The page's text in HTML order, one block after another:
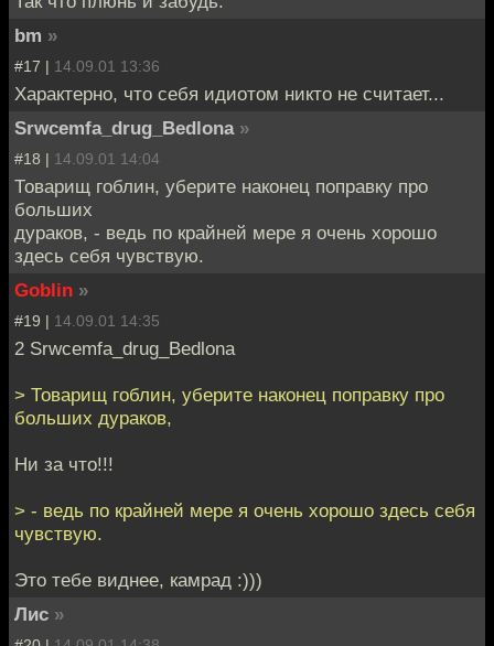
bm »
#17 | 14.09.01 13:36
Характерно, что себя идиотом никто не считает...
Srwcemfa_drug_Bedlona »
#18 | 14.09.01 14:04
Товарищ гоблин, уберите наконец поправку про
больших
дураков, - ведь по крайней мере я очень хорошо
здесь себя чувствую.
Goblin »
#19 | 14.09.01 14:35
2 Srwcemfa_drug_Bedlona
> Товарищ гоблин, уберите наконец поправку про
больших дураков,
Ни за что!!!
> - ведь по крайней мере я очень хорошо здесь себя
чувствую.
Это тебе виднее, камрад :)))
Лис »